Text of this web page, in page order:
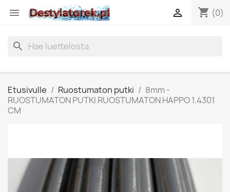
 shopping_cart (0)

search
Etusivulle Ruostumaton putki
8mm -
RUOSTUMATON PUTKI RUOSTUMATON HAPPO 1.4301
CM